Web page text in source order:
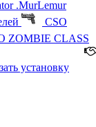
.MurLemur
CSO
ZOMBIE CLASS
установку